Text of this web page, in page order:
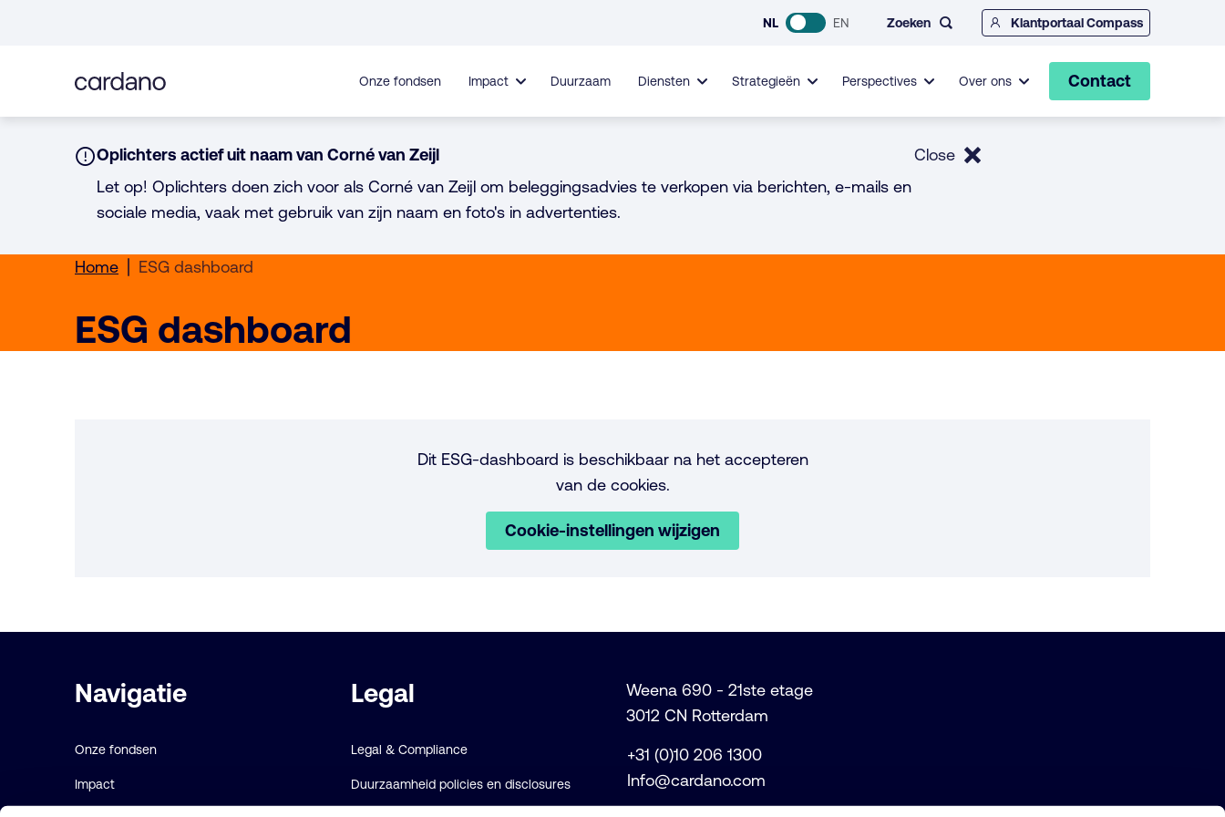
inhoud
NL EN Zoeken Klantportaal Compass
Onze fondsen Impact Duurzaam Diensten Strategieën Perspectives Over ons Contact
Notice:
Oplichters actief uit naam van Corné van Zeijl
Let op! Oplichters doen zich voor als Corné van Zeijl om beleggingsadvies te verkopen via berichten, e-mails en
sociale media, vaak met gebruik van zijn naam en foto's in advertenties.
Close
Home ESG dashboard
ESG dashboard
Dit ESG-dashboard is beschikbaar na het accepteren
van de cookies.
Cookie-instellingen wijzigen
links
Navigatie
Onze fondsen
Impact
Legal
Legal & Compliance
Duurzaamheid policies en disclosures
Weena 690 - 21ste etage
3012 CN Rotterdam
+31 (0)10 206 1300
Info@cardano.com